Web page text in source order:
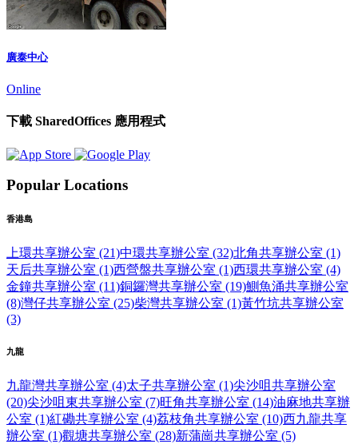
廣泰中心
Online
下載 SharedOffices 應用程式
Popular Locations
香港島
上環共享辦公室 (21)中環共享辦公室 (32)北角共享辦公室 (1)
天后共享辦公室 (1)西營盤共享辦公室 (1)西環共享辦公室 (4)
金鐘共享辦公室 (11)銅鑼灣共享辦公室 (19)鰂魚涌共享辦公室
(8)灣仔共享辦公室 (25)柴灣共享辦公室 (1)黃竹坑共享辦公室
(3)
九龍
九龍灣共享辦公室 (4)太子共享辦公室 (1)尖沙咀共享辦公室
(20)尖沙咀東共享辦公室 (7)旺角共享辦公室 (14)油麻地共享辦
公室 (1)紅磡共享辦公室 (4)荔枝角共享辦公室 (10)西九龍共享
辦公室 (1)觀塘共享辦公室 (28)新蒲崗共享辦公室 (5)